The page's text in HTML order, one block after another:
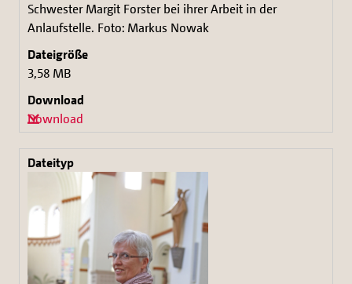
Schwester Margit Forster bei ihrer Arbeit in der
Anlaufstelle. Foto: Markus Nowak
3,58 MB
Download